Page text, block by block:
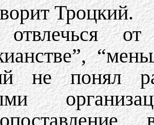
Троцкий.
не понял